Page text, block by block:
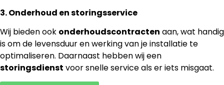
3. Onderhoud en storingsservice
Wij bieden ook onderhoudscontracten aan, wat handig
is om de levensduur en werking van je installatie te
optimaliseren. Daarnaast hebben wij een
storingsdienst voor snelle service als er iets misgaat.